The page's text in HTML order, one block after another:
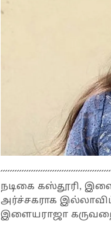
நடிகை கஸ்தூரி,
அர்ச்சகராக
இளையராஜா